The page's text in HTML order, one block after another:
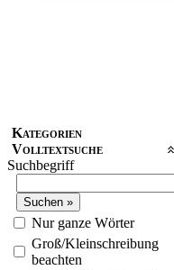
Kategorien
Volltextsuche
Suchbegriff
Nur ganze Wörter
Groß/Kleinschreibung
beachten